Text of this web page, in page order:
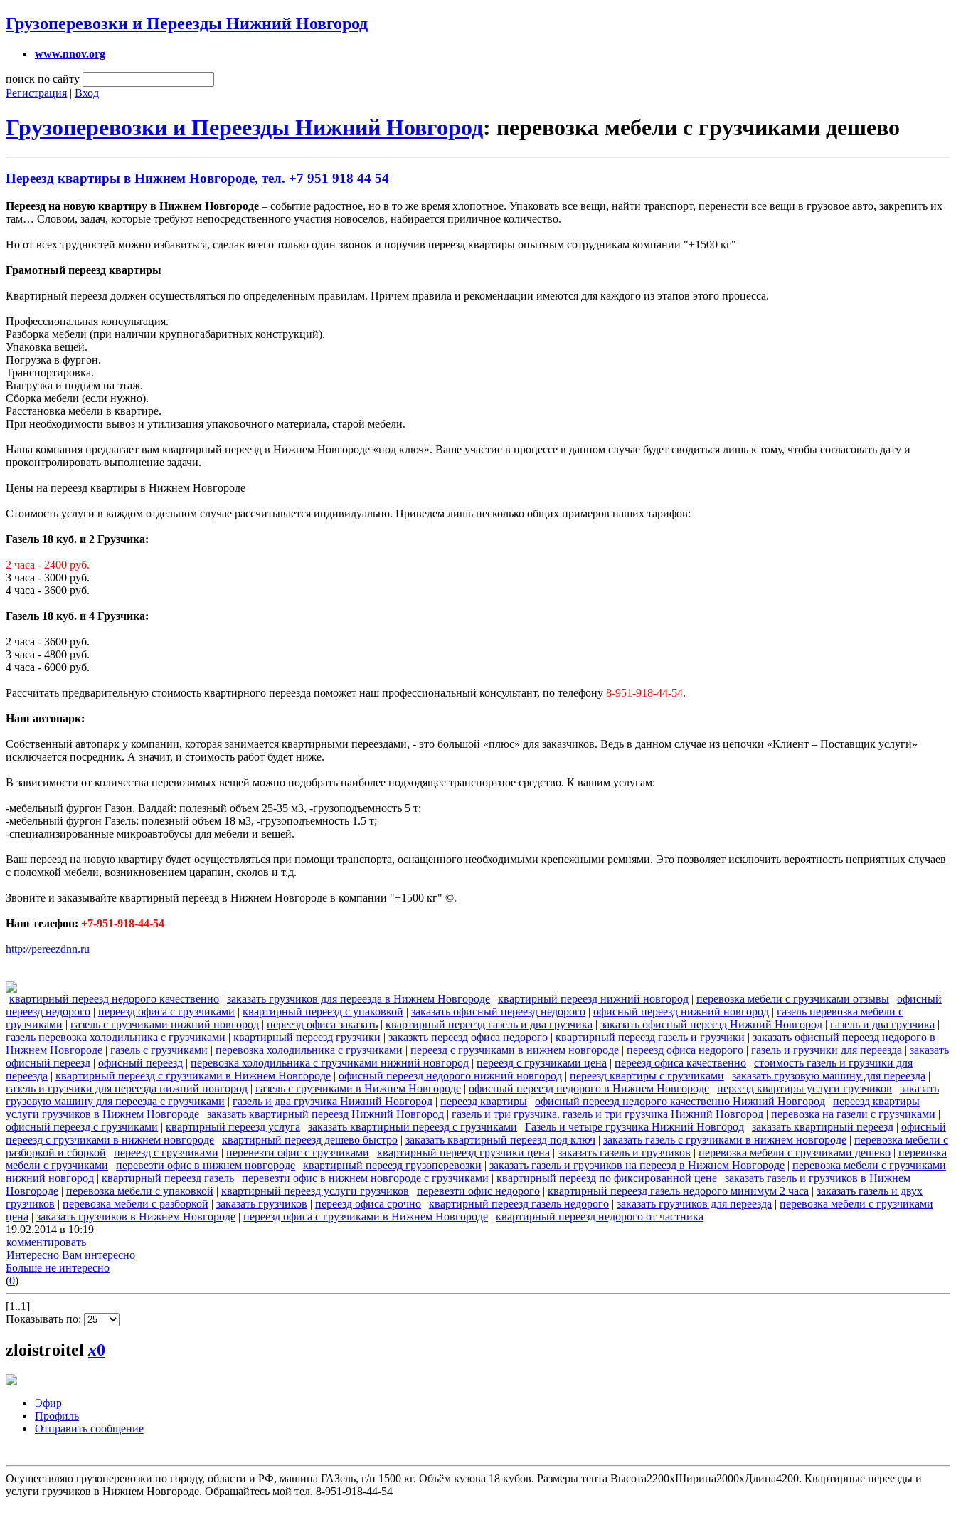
Грузоперевозки и Переезды Нижний Новгород
www.nnov.org
поиск по сайту
Регистрация | Вход
Грузоперевозки и Переезды Нижний Новгород: перевозка мебели с грузчиками дешево
Переезд квартиры в Нижнем Новгороде, тел. +7 951 918 44 54
Переезд на новую квартиру в Нижнем Новгороде – событие радостное, но в то же время хлопотное. Упаковать все вещи, найти транспорт, перенести все вещи в грузовое авто, закрепить их
там… Словом, задач, которые требуют непосредственного участия новоселов, набирается приличное количество.
Но от всех трудностей можно избавиться, сделав всего только один звонок и поручив переезд квартиры опытным сотрудникам компании "+1500 кг"
Грамотный переезд квартиры
Квартирный переезд должен осуществляться по определенным правилам. Причем правила и рекомендации имеются для каждого из этапов этого процесса.
Профессиональная консультация.
Разборка мебели (при наличии крупногабаритных конструкций).
Упаковка вещей.
Погрузка в фургон.
Транспортировка.
Выгрузка и подъем на этаж.
Сборка мебели (если нужно).
Расстановка мебели в квартире.
При необходимости вывоз и утилизация упаковочного материала, старой мебели.
Наша компания предлагает вам квартирный переезд в Нижнем Новгороде «под ключ». Ваше участие в процессе в данном случае будет сводиться лишь к тому, чтобы согласовать дату и
проконтролировать выполнение задачи.
Цены на переезд квартиры в Нижнем Новгороде
Стоимость услуги в каждом отдельном случае рассчитывается индивидуально. Приведем лишь несколько общих примеров наших тарифов:
Газель 18 куб. и 2 Грузчика:
2 часа - 2400 руб.
3 часа - 3000 руб.
4 часа - 3600 руб.
Газель 18 куб. и 4 Грузчика:
2 часа - 3600 руб.
3 часа - 4800 руб.
4 часа - 6000 руб.
Рассчитать предварительную стоимость квартирного переезда поможет наш профессиональный консультант, по телефону 8-951-918-44-54.
Наш автопарк:
Собственный автопарк у компании, которая занимается квартирными переездами, - это большой «плюс» для заказчиков. Ведь в данном случае из цепочки «Клиент – Поставщик услуги»
исключается посредник. А значит, и стоимость работ будет ниже.
В зависимости от количества перевозимых вещей можно подобрать наиболее подходящее транспортное средство. К вашим услугам:
-мебельный фургон Газон, Валдай: полезный объем 25-35 м3, -грузоподъемность 5 т;
-мебельный фургон Газель: полезный объем 18 м3, -грузоподъемность 1.5 т;
-специализированные микроавтобусы для мебели и вещей.
Ваш переезд на новую квартиру будет осуществляться при помощи транспорта, оснащенного необходимыми крепежными ремнями. Это позволяет исключить вероятность неприятных случаев
с поломкой мебели, возникновением царапин, сколов и т.д.
Звоните и заказывайте квартирный переезд в Нижнем Новгороде в компании "+1500 кг" ©.
Наш телефон: +7-951-918-44-54
http://pereezdnn.ru
квартирный переезд недорого качественно | заказать грузчиков для переезда в Нижнем Новгороде | квартирный переезд нижний новгород | перевозка мебели с грузчиками отзывы | офисный
переезд недорого | переезд офиса с грузчиками | квартирный переезд с упаковкой | заказать офисный переезд недорого | офисный переезд нижний новгород | газель перевозка мебели с
грузчиками | газель с грузчиками нижний новгород | переезд офиса заказать | квартирный переезд газель и два грузчика | заказать офисный переезд Нижний Новгород | газель и два грузчика |
газель перевозка холодильника с грузчиками | квартирный переезд грузчики | заказкть переезд офиса недорого | квартирный переезд газель и грузчики | заказать офисный переезд недорого в
Нижнем Новгороде | газель с грузчиками | перевозка холодильника с грузчиками | переезд с грузчиками в нижнем новгороде | переезд офиса недорого | газель и грузчики для переезда | заказать
офисный переезд | офисный переезд | перевозка холодильника с грузчиками нижний новгород | переезд с грузчиками цена | переезд офиса качественно | стоимость газель и грузчики для
переезда | квартирный переезд с грузчиками в Нижнем Новгороде | офисный переезд недорого нижний новгород | переезд квартиры с грузчиками | заказать грузовую машину для переезда |
газель и грузчики для переезда нижний новгород | газель с грузчиками в Нижнем Новгороде | офисный переезд недорого в Нижнем Новгороде | переезд квартиры услуги грузчиков | заказать
грузовую машину для переезда с грузчиками | газель и два грузчика Нижний Новгород | переезд квартиры | офисный переезд недорого качественно Нижний Новгород | переезд квартиры
услуги грузчиков в Нижнем Новгороде | заказать квартирный переезд Нижний Новгород | газель и три грузчика. газель и три грузчика Нижний Новгород | перевозка на газели с грузчиками |
офисный переезд с грузчиками | квартирный переезд услуга | заказать квартирный переезд с грузчиками | Газель и четыре грузчика Нижний Новгород | заказать квартирный переезд | офисный
переезд с грузчиками в нижнем новгороде | квартирный переезд дешево быстро | заказать квартирный переезд под ключ | заказать газель с грузчиками в нижнем новгороде | перевозка мебели с
разборкой и сборкой | переезд с грузчиками | перевезти офис с грузчиками | квартирный переезд грузчики цена | заказать газель и грузчиков | перевозка мебели с грузчиками дешево | перевозка
мебели с грузчиками | перевезти офис в нижнем новгороде | квартирный переезд грузоперевозки | заказать газель и грузчиков на переезд в Нижнем Новгороде | перевозка мебели с грузчиками
нижний новгород | квартирный переезд газель | перевезти офис в нижнем новгороде с грузчиками | квартирный переезд по фиксированной цене | заказать газель и грузчиков в Нижнем
Новгороде | перевозка мебели с упаковкой | квартирный переезд услуги грузчиков | перевезти офис недорого | квартирный переезд газель недорого минимум 2 часа | заказать газель и двух
грузчиков | перевозка мебели с разборкой | заказать грузчиков | переезд офиса срочно | квартирный переезд газель недорого | заказать грузчиков для переезда | перевозка мебели с грузчиками
цена | заказать грузчиков в Нижнем Новгороде | переезд офиса с грузчиками в Нижнем Новгороде | квартирный переезд недорого от частника
19.02.2014 в 10:19
комментировать
Интересно Вам интересно
Больше не интересно
(0)
[1..1]
Показывать по:
zloistroitel x0
Эфир
Профиль
Отправить сообщение
Осуществляю грузоперевозки по городу, области и РФ, машина ГАЗель, г/п 1500 кг. Объём кузова 18 кубов. Размеры тента Высота2200хШирина2000хДлина4200. Квартирные переезды и
услуги грузчиков в Нижнем Новгороде. Обращайтесь мой тел. 8-951-918-44-54